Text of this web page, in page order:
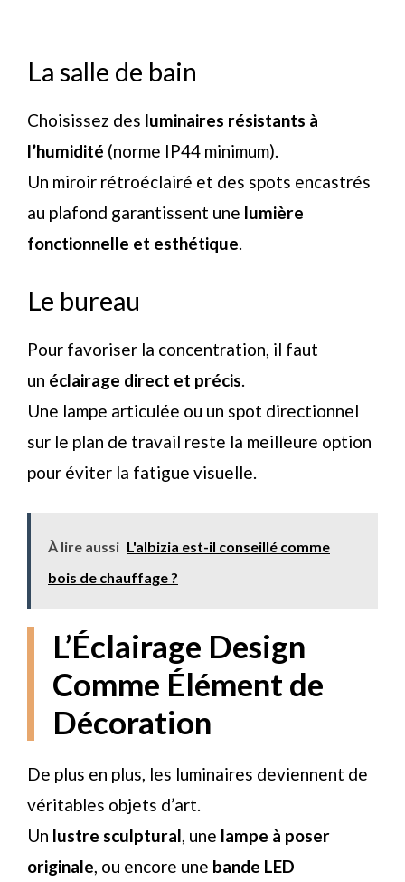
La salle de bain
Choisissez des luminaires résistants à
l’humidité (norme IP44 minimum).
Un miroir rétroéclairé et des spots encastrés
au plafond garantissent une lumière
fonctionnelle et esthétique.
Le bureau
Pour favoriser la concentration, il faut
un éclairage direct et précis
Une lampe articulée ou un spot directionnel
sur le plan de travail reste la meilleure option
pour éviter la fatigue visuelle.
À lire aussi L'albizia est-il conseillé comme
bois de chauffage ?
L’Éclairage Design
Comme Élément de
Décoration
De plus en plus, les luminaires deviennent de
véritables objets d’art.
Un lustre sculptural, une lampe à poser
originale, ou encore une bande LED